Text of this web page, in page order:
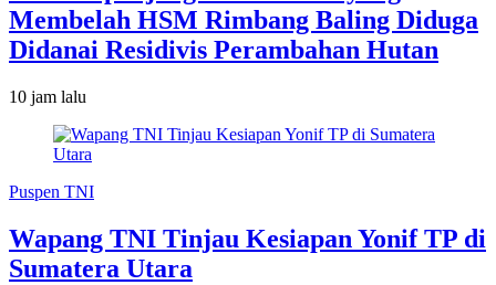
Membelah HSM Rimbang Baling Diduga
Didanai Residivis Perambahan Hutan
10 jam lalu
Puspen TNI
Wapang TNI Tinjau Kesiapan Yonif TP di
Sumatera Utara